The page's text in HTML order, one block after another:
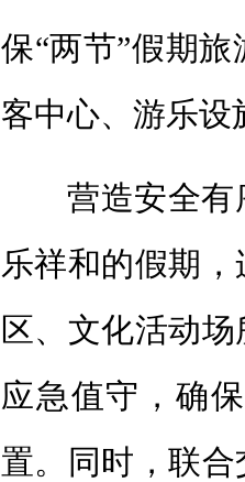
保“两节”假期
客中心、游乐设
营造安全有
乐祥和的假期
区、文化活动
应急值守，确
置。同时，联